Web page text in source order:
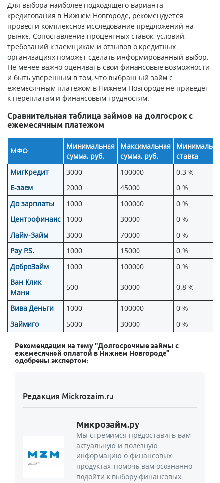
Для выбора наиболее подходящего варианта
кредитования в Нижнем Новгороде, рекомендуется
провести комплексное исследование предложений на
рынке. Сопоставление процентных ставок, условий,
требований к заемщикам и отзывов о кредитных
организациях поможет сделать информированный выбор.
Не менее важно оценивать свои финансовые возможности
и быть уверенным в том, что выбранный займ с
ежемесячным платежом в Нижнем Новгороде не приведет
к переплатам и финансовым трудностям.
Сравнительная таблица займов на долгосрок с
ежемесячным платежом
МФО
Минимальная
сумма, руб.
Максимальная
сумма, руб.
ставка
МигКредит
3000 100000
0.3 %
Е-заем
2000 45000
0 %
До зарплаты
1000 100000
0 %
Центрофинанс
1000 30000
0 %
Лайм-Займ
3000 70000
0 %
Pay P.S.
1000 15000
0 %
ДоброЗайм
1000 100000
0 %
Ван Клик
Мани
500 30000 0.8 %
Вива Деньги 1000 100000
0 %
Займиго
5000 30000 0 %
Рекомендации на тему "Долгосрочные займы с
ежемесячной оплатой в Нижнем Новгороде"
одобрены экспертом:
Редакция Mickrozaim.ru
Микрозайм.ру
Мы стремимся предоставить вам
актуальную и полезную
информацию о финансовых
продуктах, помочь вам осознанно
подойти к выбору финансовых